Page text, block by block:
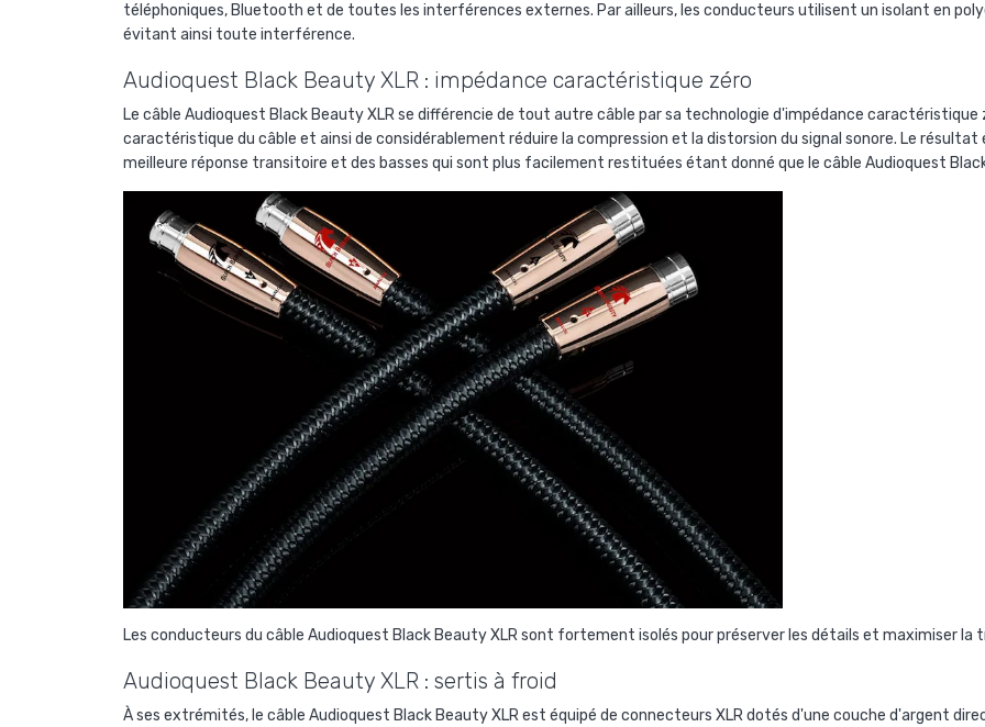
téléphoniques, Bluetooth et de toutes les interférences externes. Par ailleurs, les conducteurs utilisent un isolant en
évitant ainsi toute interférence.
Audioquest Black Beauty XLR : impédance caractéristique zéro
Le câble Audioquest Black Beauty XLR se différencie de tout autre câble par sa technologie d'impédance
caractéristique du câble et ainsi de considérablement réduire la compression et la distorsion du signal sonore. Le
meilleure réponse transitoire et des basses qui sont plus facilement restituées étant donné que le câble Audioquest
Les conducteurs du câble Audioquest Black Beauty XLR sont fortement isolés pour préserver les détails et maximiser la
Audioquest Black Beauty XLR : sertis à froid
À ses extrémités, le câble Audioquest Black Beauty XLR est équipé de connecteurs XLR dotés d'une couche d'argent